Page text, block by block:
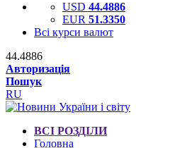
USD 44.4886
EUR 51.3350
Всі курси валют
44.4886
Авторизація
Пошук
RU
ВСІ РОЗДІЛИ
Головна